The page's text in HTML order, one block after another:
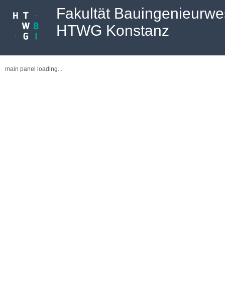
Fakultät
HTWG Konstanz
main panel loading...